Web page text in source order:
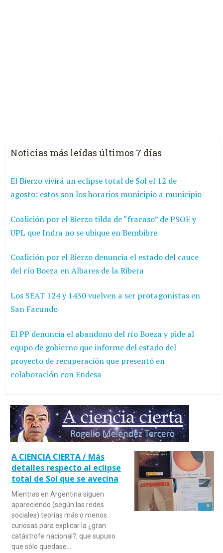
Noticias más leídas últimos 7 días
El Bierzo vivirá un eclipse total de Sol el 12 de
agosto: estos son los horarios municipio a municipio
Coalición por el Bierzo tilda de “fracaso” de PSOE y
UPL que Indra no se ubique en Bembibre
Coalición por el Bierzo denuncia el estado del cauce
del río Boeza en Albares de la Ribera
Los SEAT 124 y 1430 vuelven a ser protagonistas en
San Facundo
El PP denuncia el abandono del río Boeza y pide al
equpo de gobierno que informe del estado del
proyecto de recuperación que presentó en
colaboración con Endesa
A CIENCIA CIERTA / Más
detalles respecto al eclipse
total de Sol que se avecina
Mientras en Argentina siguen
apareciendo (según las redes
sociales) teorías más o menos
curiosas para explicar la ¿gran
catástrofe nacional?, que supuso
que sólo quedase…